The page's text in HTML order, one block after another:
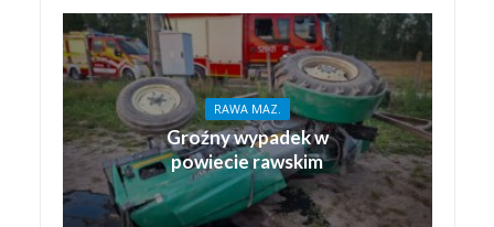
RAWA MAZ.
Groźny wypadek w
powiecie rawskim